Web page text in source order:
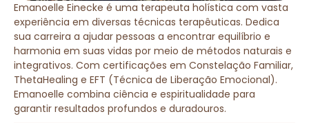
Emanoelle Einecke é uma terapeuta holística com vasta
experiência em diversas técnicas terapêuticas. Dedica
sua carreira a ajudar pessoas a encontrar equilíbrio e
harmonia em suas vidas por meio de métodos naturais e
integrativos. Com certificações em Constelação Familiar,
ThetaHealing e EFT (Técnica de Liberação Emocional).
Emanoelle combina ciência e espiritualidade para
garantir resultados profundos e duradouros.